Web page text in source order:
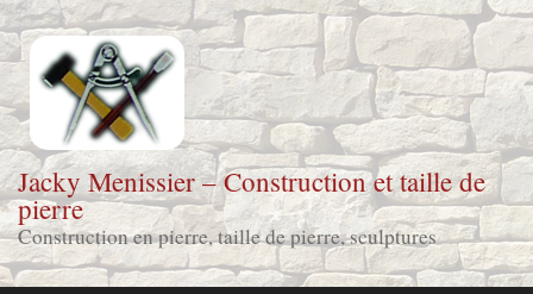
Jacky Menissier – Construction et taille de
pierre
Construction en pierre, taille de pierre, sculptures